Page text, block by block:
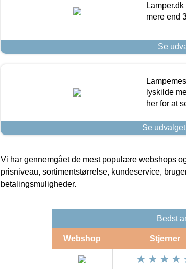
mere end
Se
lyskilde
her for at
Se
Vi har gennemgået de mest populære webshops
prisniveau, sortimentstørrelse, kundeservice,
betalingsmuligheder.
Bedst
Webshop Stjerner